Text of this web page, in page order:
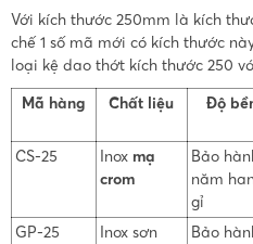
Với kích thước 250mm là kích
chế 1 số mã mới có kích thước
loại kệ dao thớt kích thước 250
Mã hàng
Chất liệu Độ
CS-25
Inox mạ
crom
Bảo
năm
gỉ
GP-25
Inox sơn
Bảo